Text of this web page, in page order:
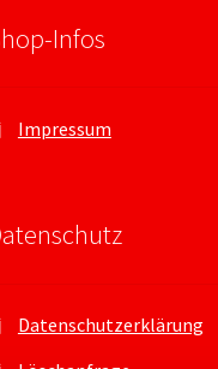
Infos
Impressum
Datenschutzerklärung